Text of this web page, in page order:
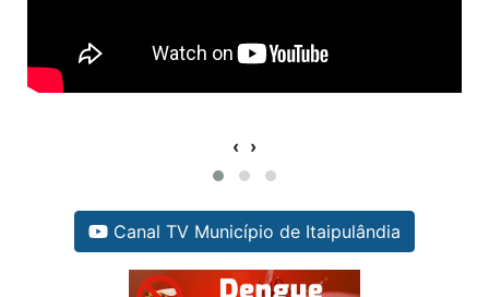
‹ ›
Canal TV Município de Itaipulândia